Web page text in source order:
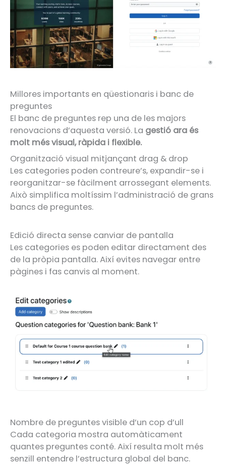
Millores importants en qüestionaris i banc de
preguntes
El banc de preguntes rep una de les majors
renovacions d’aquesta versió. La gestió ara és
molt més visual, ràpida i flexible.
Organització visual mitjançant drag & drop
Les categories poden contreure’s, expandir-se i
reorganitzar-se fàcilment arrossegant elements.
Això simplifica moltíssim l’administració de grans
bancs de preguntes.
Edició directa sense canviar de pantalla
Les categories es poden editar directament des
de la pròpia pantalla. Així evites navegar entre
pàgines i fas canvis al moment.
Nombre de preguntes visible d’un cop d’ull
Cada categoria mostra automàticament
quantes preguntes conté. Així resulta molt més
senzill entendre l’estructura global del banc.